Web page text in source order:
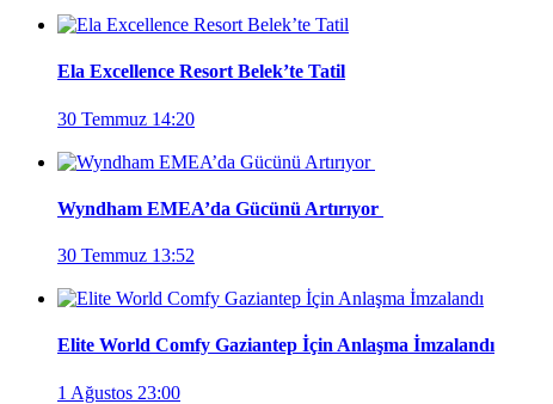
Ela Excellence Resort Belek’te Tatil
30 Temmuz 14:20
Wyndham EMEA’da Gücünü Artırıyor
30 Temmuz 13:52
Elite World Comfy Gaziantep İçin Anlaşma İmzalandı
1 Ağustos 23:00